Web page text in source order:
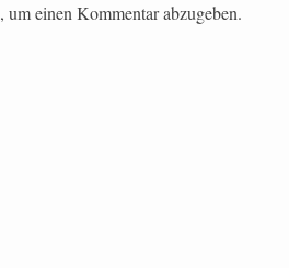
um einen Kommentar abzugeben.